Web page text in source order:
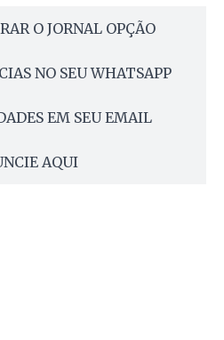
O JORNAL OPÇÃO
NO SEU WHATSAPP
EM SEU EMAIL
AQUI